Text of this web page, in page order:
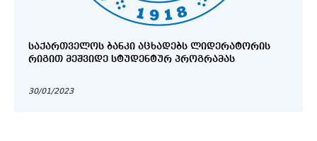
ᲡᲐᲥᲐᲠᲗᲕᲔᲚᲝᲡ ᲑᲐᲜᲙᲘ ᲐᲪᲮᲐᲓᲔᲑᲡ ᲚᲘᲓᲔᲠᲐᲢᲝᲠᲘᲡ
ᲠᲘᲒᲘᲗ ᲛᲔᲨᲕᲘᲓᲔ ᲡᲢᲣᲓᲔᲜᲢᲣᲠ ᲞᲠᲝᲒᲠᲐᲛᲐᲡ
30/01/2023